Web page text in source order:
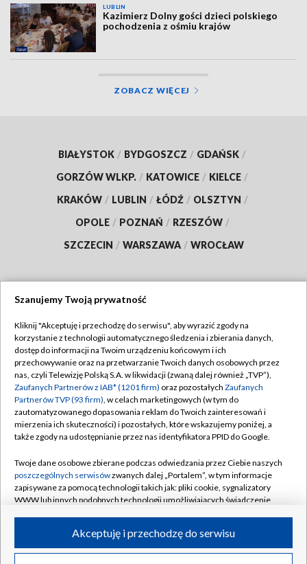
LUBLIN
Kazimierz Dolny gości dzieci polskiego
pochodzenia z ośmiu krajów
ZOBACZ WIĘCEJ
BIAŁYSTOK / BYDGOSZCZ / GDAŃSK /
GORZÓW WLKP. / KATOWICE / KIELCE /
KRAKÓW / LUBLIN / ŁÓDŹ / OLSZTYN /
OPOLE / POZNAŃ / RZESZÓW /
SZCZECIN / WARSZAWA / WROCŁAW
TVP
Abonament TVP
Emisja w TVP
Centrum informacji TVP
Naziemna Telewizja Cyfrowa
Rada Programowa
System NOS
Informacje o nadawcy
Program dla prasy
Regulamin TVP
Polityka prywatności
Moje zgody
Pomoc
Kontakt
Kanały
©2026 Telewizja Polska S.A. w likwidacji
Szanujemy Twoją prywatność
Kliknij "Akceptuję i przechodzę do serwisu", aby wyrazić zgody na
korzystanie z technologii automatycznego śledzenia i zbierania danych,
dostęp do informacji na Twoim urządzeniu końcowym i ich
przechowywanie oraz na przetwarzanie Twoich danych osobowych przez
nas, czyli Telewizję Polską S.A. w likwidacji (zwaną dalej również „TVP”),
Zaufanych Partnerów z IAB* (1201 firm) oraz pozostałych Zaufanych
Partnerów TVP (93 firm), w celach marketingowych (w tym do
zautomatyzowanego dopasowania reklam do Twoich zainteresowań i
mierzenia ich skuteczności) i pozostałych, które wskazujemy poniżej, a
także zgody na udostępnianie przez nas identyfikatora PPID do Google.
Twoje dane osobowe zbierane podczas odwiedzania przez Ciebie naszych
poszczególnych serwisówzwanych dalej „Portalem”, w tym informacje
zapisywane za pomocą technologii takich jak: pliki cookie, sygnalizatory
WWW lub innych podobnych technologii umożliwiających świadczenie
ruchu w Internecie.Akceptuję i przechodzę do serwisu